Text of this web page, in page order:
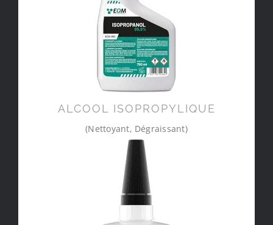
ALCOOL ISOPROPYLIQUE
(Nettoyant, Dégraissant)